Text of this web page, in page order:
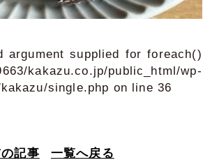
argument supplied for foreach()
kakazu.co.jp/public_html/wp-
single.php on line 36
記事 一覧へ戻る